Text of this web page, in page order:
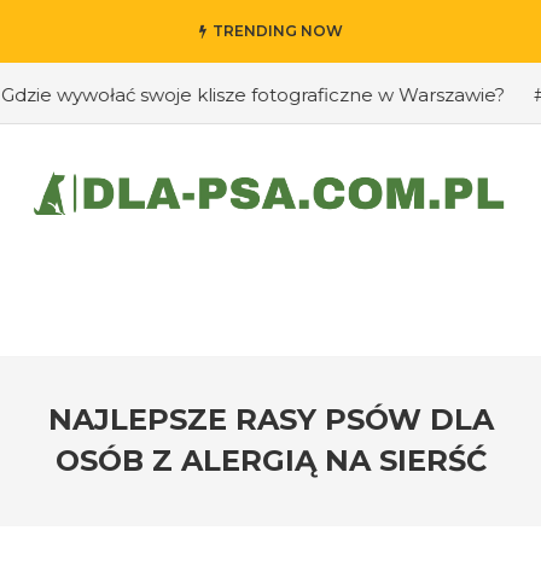
TRENDING NOW
wywołać swoje klisze fotograficzne w Warszawie? #Jak
NAJLEPSZE RASY PSÓW DLA
OSÓB Z ALERGIĄ NA SIERŚĆ